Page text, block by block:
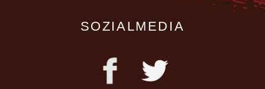
SOZIALMEDIA